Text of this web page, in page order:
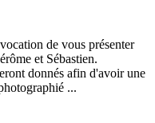
de vous présenter
et Sébastien.
donnés afin d'avoir une
...